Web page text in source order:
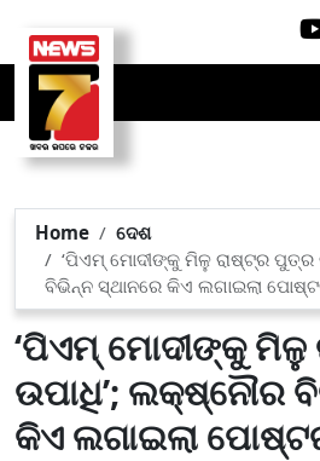
Home
ଦେଶ
‘ପିଏମ୍ ମୋଦୀଙ୍କୁ ମିଳୁ ରାଷ୍ଟ୍ର ପୁତ୍ର
ବିଭିନ୍ନ ସ୍ଥାନରେ କିଏ ଲଗାଇଲା
‘ପିଏମ୍ ମୋଦୀଙ୍କୁ
ଉପାଧି’; ଲକ୍ଷ୍ନୌର
କିଏ ଲଗାଇଲା